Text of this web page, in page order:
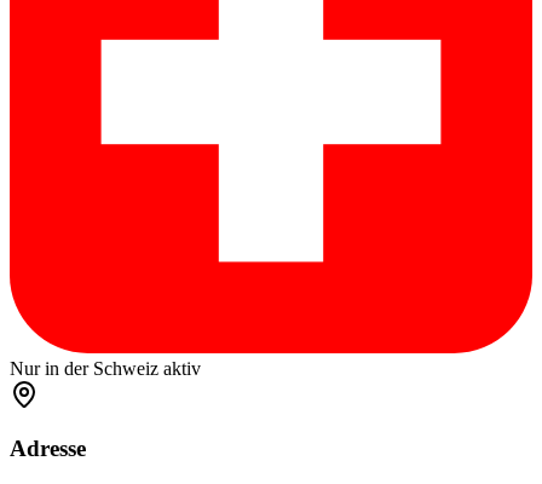
Nur in der Schweiz aktiv
Adresse